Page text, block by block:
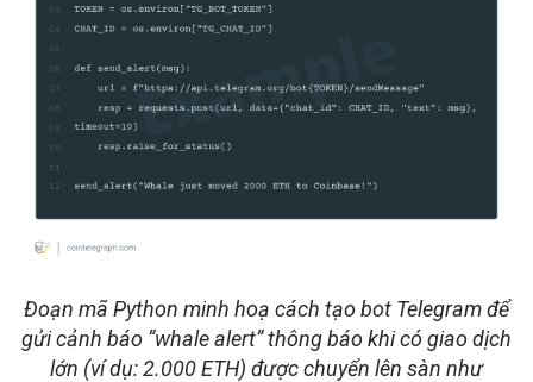
Đoạn mã Python minh hoạ cách tạo bot Telegram để
gửi cảnh báo “whale alert” thông báo khi có giao dịch
lớn (ví dụ: 2.000 ETH) được chuyển lên sàn như